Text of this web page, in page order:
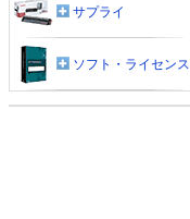
サプライ
ソフト・ライセンス